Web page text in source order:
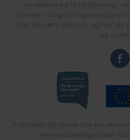
en voksen og få rådgivning i
tanker i ung-til-ung eller bare
kan du være dig selv, og har du
og
Indholdet på dette site er
ikke nødvendigvis den